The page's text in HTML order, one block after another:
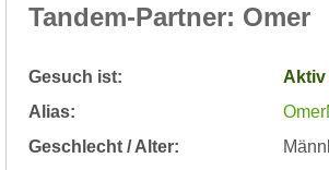
Tandem-Partner: Omer
Gesuch ist:
Aktiv
Alias:
Geschlecht / Alter: